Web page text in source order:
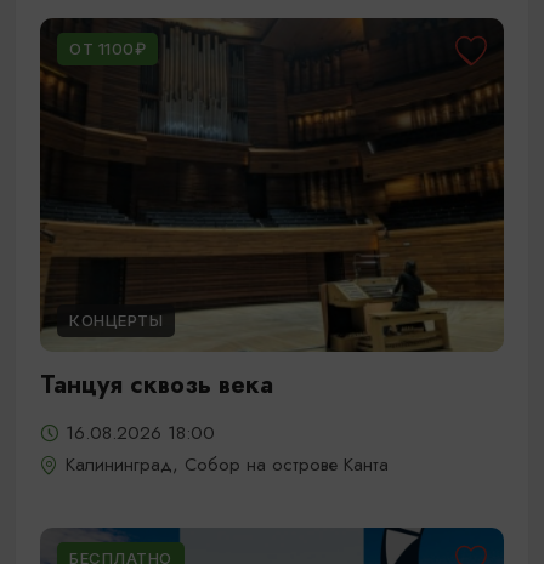
ОТ 1100₽
КОНЦЕРТЫ
Танцуя сквозь века
16.08.2026 18:00
Калининград, Собор на острове Канта
БЕСПЛАТНО